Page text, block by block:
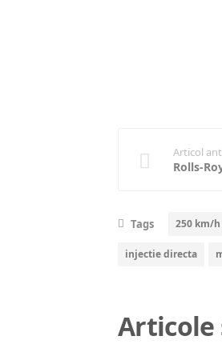
Articol
Rolls-
Tags 250 km/h
injectie directa
Articole